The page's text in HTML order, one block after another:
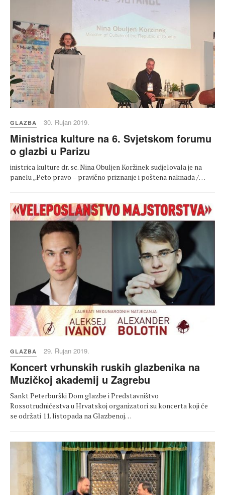
GLAZBA 30. Rujan 2019.
Ministrica kulture na 6. Svjetskom forumu
o glazbi u Parizu
inistrica kulture dr. sc. Nina Obuljen Koržinek sudjelovala je na
panelu „Peto pravo – pravično priznanje i poštena naknada /…
GLAZBA 29. Rujan 2019.
Koncert vrhunskih ruskih glazbenika na
Muzičkoj akademij u Zagrebu
Sаnkt Peterburški Dom glazbe i Predstavništvo
Rossotrudnićestva u Hrvatskoj organizatori su koncerta koji će
se održati 11. listopada na Glazbenoj…